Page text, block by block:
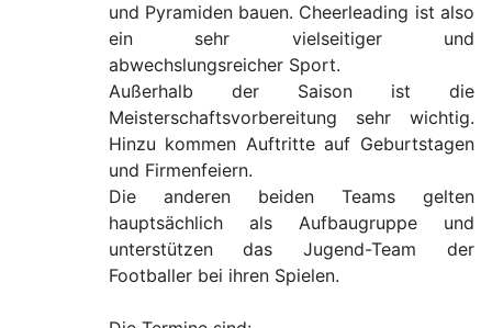
und Pyramiden bauen. Cheerleading ist also
ein sehr vielseitiger und
abwechslungsreicher Sport.
Außerhalb der Saison ist die
Meisterschaftsvorbereitung sehr wichtig.
Hinzu kommen Auftritte auf Geburtstagen
und Firmenfeiern.
Die anderen beiden Teams gelten
hauptsächlich als Aufbaugruppe und
unterstützen das Jugend-Team der
Footballer bei ihren Spielen.